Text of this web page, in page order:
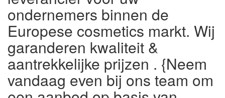
ondernemers binnen de
Europese cosmetics markt. Wij
garanderen kwaliteit &
aantrekkelijke prijzen . {Neem
vandaag even bij ons team om